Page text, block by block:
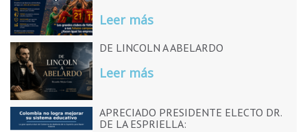
Leer más
DE LINCOLN A ABELARDO
Leer más
APRECIADO PRESIDENTE ELECTO DR.
DE LA ESPRIELLA: